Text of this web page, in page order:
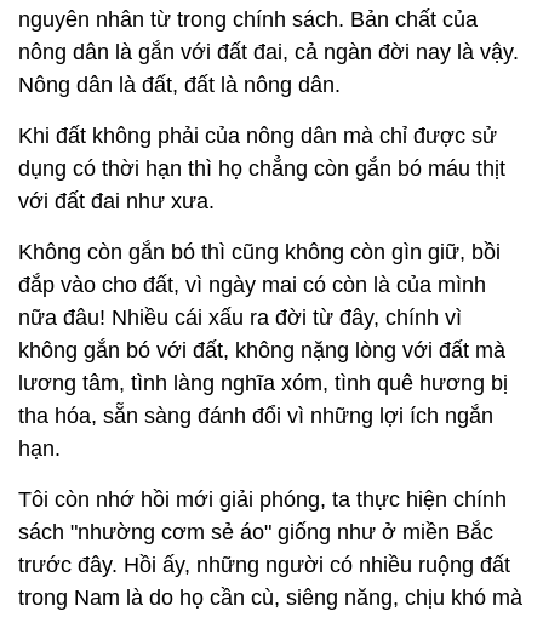
nguyên nhân từ trong chính sách. Bản chất của
nông dân là gắn với đất đai, cả ngàn đời nay là vậy.
Nông dân là đất, đất là nông dân.
Khi đất không phải của nông dân mà chỉ được sử
dụng có thời hạn thì họ chẳng còn gắn bó máu thịt
với đất đai như xưa.
Không còn gắn bó thì cũng không còn gìn giữ, bồi
đắp vào cho đất, vì ngày mai có còn là của mình
nữa đâu! Nhiều cái xấu ra đời từ đây, chính vì
không gắn bó với đất, không nặng lòng với đất mà
lương tâm, tình làng nghĩa xóm, tình quê hương bị
tha hóa, sẵn sàng đánh đổi vì những lợi ích ngắn
hạn.
Tôi còn nhớ hồi mới giải phóng, ta thực hiện chính
sách "nhường cơm sẻ áo" giống như ở miền Bắc
trước đây. Hồi ấy, những người có nhiều ruộng đất
trong Nam là do họ cần cù, siêng năng, chịu khó mà